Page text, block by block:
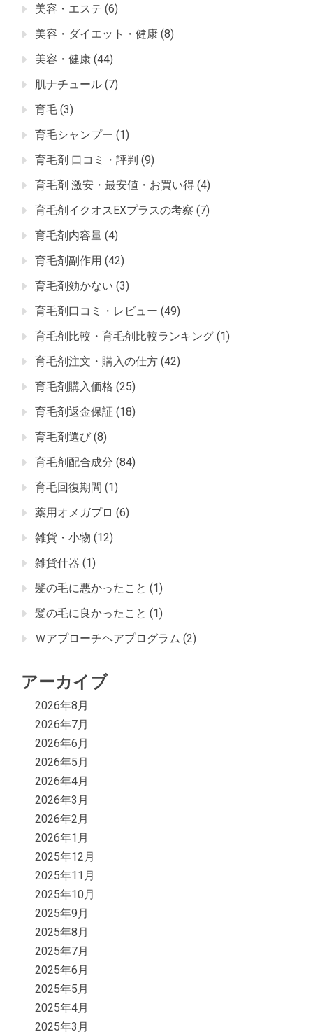
美容・エステ (6)
美容・ダイエット・健康 (8)
美容・健康 (44)
肌ナチュール (7)
育毛 (3)
育毛シャンプー (1)
育毛剤 口コミ・評判 (9)
育毛剤 激安・最安値・お買い得 (4)
育毛剤イクオスEXプラスの考察 (7)
育毛剤内容量 (4)
育毛剤副作用 (42)
育毛剤効かない (3)
育毛剤口コミ・レビュー (49)
育毛剤比較・育毛剤比較ランキング (1)
育毛剤注文・購入の仕方 (42)
育毛剤購入価格 (25)
育毛剤返金保証 (18)
育毛剤選び (8)
育毛剤配合成分 (84)
育毛回復期間 (1)
薬用オメガプロ (6)
雑貨・小物 (12)
雑貨什器 (1)
髪の毛に悪かったこと (1)
髪の毛に良かったこと (1)
Ｗアプローチヘアプログラム (2)
アーカイブ
2026年8月
2026年7月
2026年6月
2026年5月
2026年4月
2026年3月
2026年2月
2026年1月
2025年12月
2025年11月
2025年10月
2025年9月
2025年8月
2025年7月
2025年6月
2025年5月
2025年4月
2025年3月